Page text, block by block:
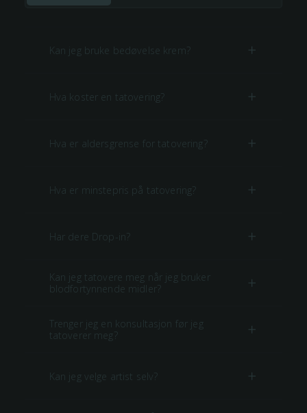
Kan jeg bruke bedøvelse krem?
Hva koster en tatovering?
Hva er aldersgrense for tatovering?
Hva er minstepris på tatovering?
Har dere Drop-in?
Kan jeg tatovere meg når jeg bruker
blodfortynnende midler?
Trenger jeg en konsultasjon før jeg
tatoverer meg?
Kan jeg velge artist selv?